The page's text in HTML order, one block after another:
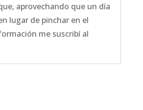
aprovechando que un día
lugar de pinchar en el
me suscribí al